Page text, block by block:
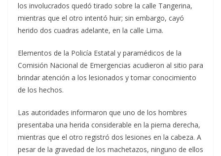
los involucrados quedó tirado sobre la calle Tangerina,
mientras que el otro intentó huir; sin embargo, cayó
herido dos cuadras adelante, en la calle Lima.
Elementos de la Policía Estatal y paramédicos de la
Comisión Nacional de Emergencias acudieron al sitio para
brindar atención a los lesionados y tomar conocimiento
de los hechos.
Las autoridades informaron que uno de los hombres
presentaba una herida considerable en la pierna derecha,
mientras que el otro registró dos lesiones en la cabeza. A
pesar de la gravedad de los machetazos, ninguno de ellos